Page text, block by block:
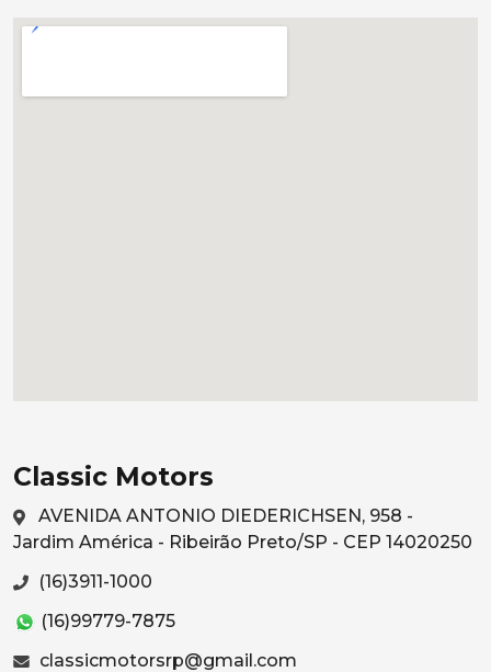
Classic Motors
AVENIDA ANTONIO DIEDERICHSEN, 958 -
Jardim América - Ribeirão Preto/SP - CEP 14020250
(16)3911-1000
(16)99779-7875
classicmotorsrp@gmail.com